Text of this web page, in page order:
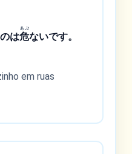
は危
あぶ
ないです。
em ruas